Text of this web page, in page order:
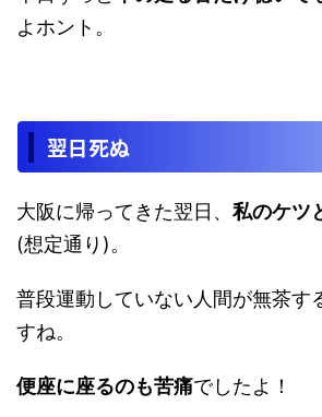
よホント。
翌日死ぬ
大阪に帰ってきた翌日、 私のケツ
(想定通り)。
普段運動していない人間が無茶す
すね。
便座に座るのも苦痛でしたよ！